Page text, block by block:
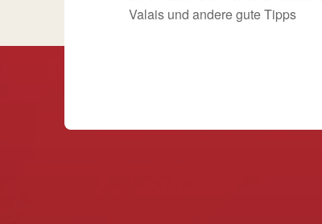
Valais und andere gute Tipps